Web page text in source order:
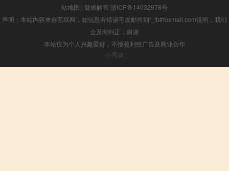
站地图 | 疑难解答 浙ICP备14032978号
声明：本站内容来自互联网，如信息有错误可发邮件到f_fb#foxmail.com说明，我们
会及时纠正，谢谢
本站仅为个人兴趣爱好，不接盈利性广告及商业合作
小男孩